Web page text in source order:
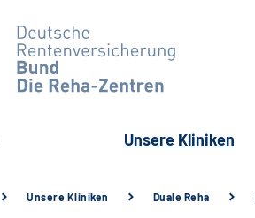
Unsere Kliniken
Unsere Kliniken Duale Reha